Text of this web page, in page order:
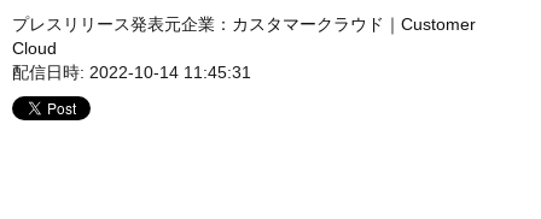
プレスリリース発表元企業： カスタマークラウド｜Customer
Cloud
配信日時: 2022-10-14 11:45:31